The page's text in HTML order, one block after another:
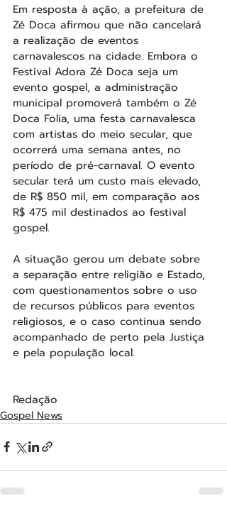
Em resposta à ação, a prefeitura de
Zé Doca afirmou que não cancelará
a realização de eventos
carnavalescos na cidade. Embora o
Festival Adora Zé Doca seja um
evento gospel, a administração
municipal promoverá também o Zé
Doca Folia, uma festa carnavalesca
com artistas do meio secular, que
ocorrerá uma semana antes, no
período de pré-carnaval. O evento
secular terá um custo mais elevado,
de R$ 850 mil, em comparação aos
R$ 475 mil destinados ao festival
gospel.
A situação gerou um debate sobre
a separação entre religião e Estado,
com questionamentos sobre o uso
de recursos públicos para eventos
religiosos, e o caso continua sendo
acompanhado de perto pela Justiça
e pela população local.
Redação
Gospel News